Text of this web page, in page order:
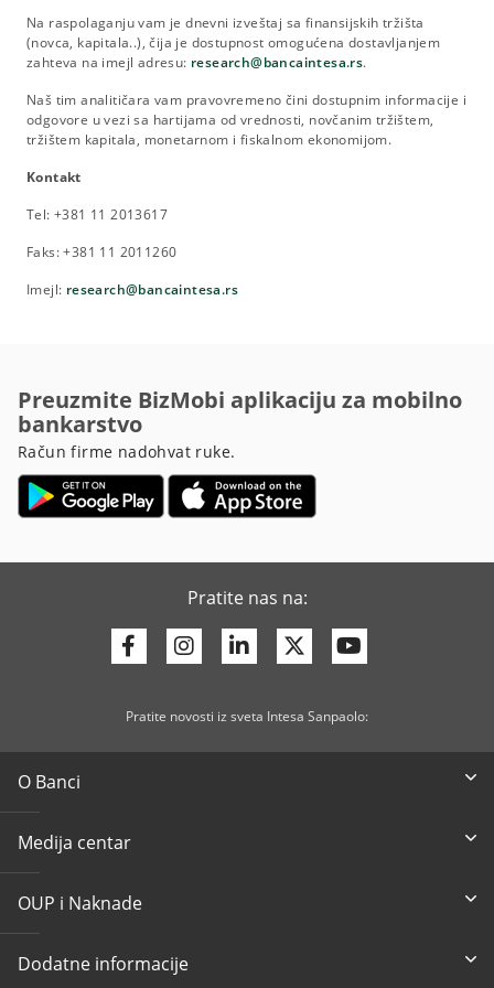
Na raspolaganju vam je dnevni izveštaj sa finansijskih tržišta
(novca, kapitala..), čija je dostupnost omogućena dostavljanjem
zahteva na imejl adresu: research@bancaintesa.rs.
Naš tim analitičara vam pravovremeno čini dostupnim informacije i
odgovore u vezi sa hartijama od vrednosti, novčanim tržištem,
tržištem kapitala, monetarnom i fiskalnom ekonomijom.
Kontakt
Tel: +381 11 2013617
Faks: +381 11 2011260
Imejl: research@bancaintesa.rs
Preuzmite BizMobi aplikaciju za mobilno
bankarstvo
Račun firme nadohvat ruke.
Pratite nas na:
FacebookInstagram
LinkedinTwitter
Pratite novosti iz sveta Intesa Sanpaolo:
O Banci
Medija centar
OUP i Naknade
Dodatne informacije